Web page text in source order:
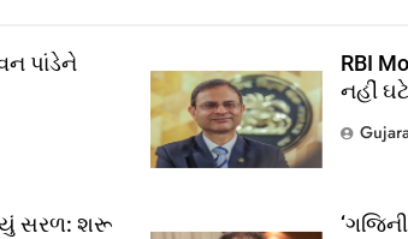
પાંડેને
RBI
નહીં ઘટે
સરળ: શરૂ